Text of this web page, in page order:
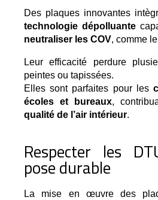
technologie dépolluante
neutraliser les COV, comme
Leur efficacité perdure
peintes ou tapissées.
Elles sont parfaites pour les
écoles et bureaux,
qualité de l’air intérieur.
Respecter les
pose durable
La mise en œuvre des